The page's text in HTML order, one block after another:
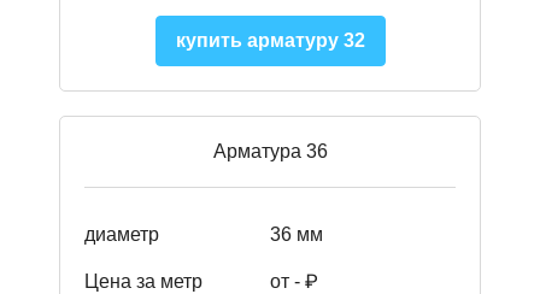
купить арматуру 32
Арматура 36
диаметр 36 мм
Цена за метр от - ₽